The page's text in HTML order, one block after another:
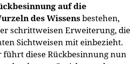
auf die
des Wissensbestehen,
schrittweisen Erweiterung, die
Sichtweisen mit einbezieht.
diese Rückbesinnung nun